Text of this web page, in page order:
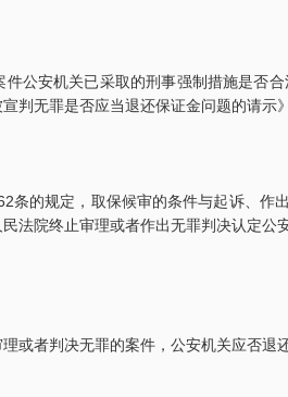
安机关已采取的刑事强制措施是否
判无罪是否应当退还保证金问题的请示
的规定，取保候审的条件与起诉、作
法院终止审理或者作出无罪判决认定
者判决无罪的案件，公安机关应否退